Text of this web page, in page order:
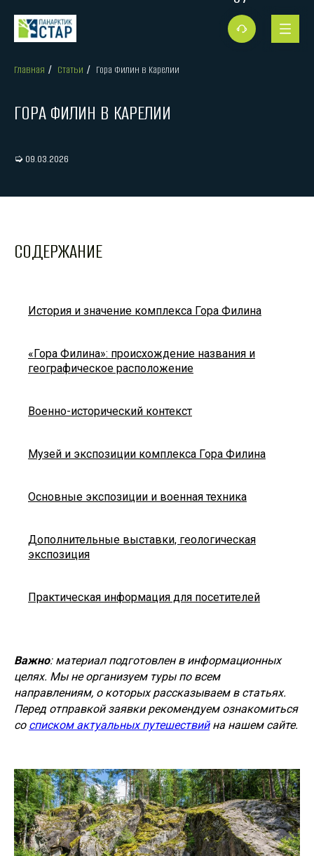
Главная / Статьи / Гора Филин в Карелии
ГОРА ФИЛИН В КАРЕЛИИ
➭ 09.03.2026
СОДЕРЖАНИЕ
История и значение комплекса Гора Филина
«Гора Филина»: происхождение названия и
географическое расположение
Военно-исторический контекст
Музей и экспозиции комплекса Гора Филина
Основные экспозиции и военная техника
Дополнительные выставки, геологическая
экспозиция
Практическая информация для посетителей
Важно: материал подготовлен в информационных
целях. Мы не организуем туры по всем
направлениям, о которых рассказываем в статьях.
Перед отправкой заявки рекомендуем ознакомиться
со списком актуальных путешествийна нашем сайте.